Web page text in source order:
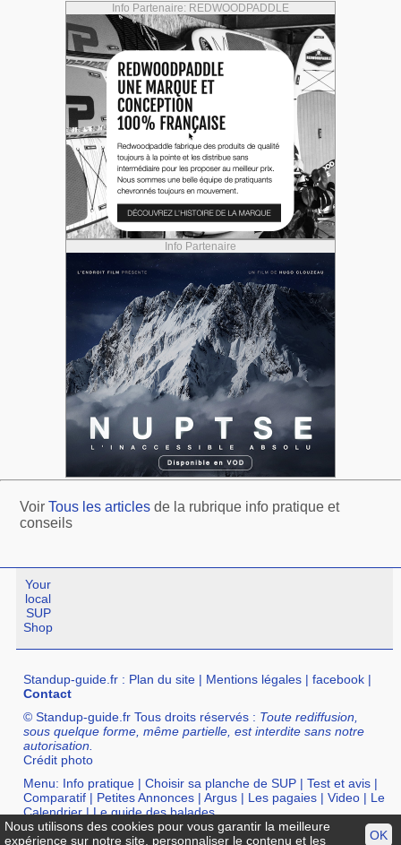
Info Partenaire: REDWOODPADDLE
Info Partenaire
VoirTous les articles de la rubrique info pratique et
conseils
Your
local
SUP
Shop
Standup-guide.fr : Plan du site | Mentions légales |facebook |
Contact
© Standup-guide.fr Tous droits réservés : Toute rediffusion,
sous quelque forme, même partielle, est interdite sans notre
autorisation.
Crédit photo
Menu: Info pratique |Choisir sa planche de SUP |Test et avis |
Comparatif | Petites Annonces |Argus | Les pagaies |Video | Le
Calendrier|Le guide des balades
Annuaire : SurfShop et Magasins pour acheter un SUP
PointsOK
Nous utilisons des cookies pour vous garantir la meilleure
expérience sur notre site, personnaliser le contenu et les